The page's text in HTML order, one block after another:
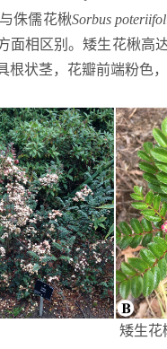
侏儒花楸Sorbus
面相区别。矮生花楸高
根状茎，花瓣前端粉色
矮生花